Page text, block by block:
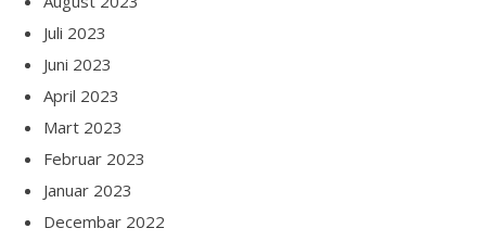
Juli 2023
Juni 2023
April 2023
Mart 2023
Februar 2023
Januar 2023
Decembar 2022